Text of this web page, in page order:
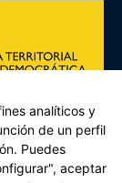
analíticos y
de un perfil
Puedes
aceptar